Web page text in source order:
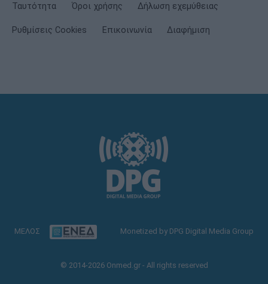
Ταυτότητα Όροι χρήσης Δήλωση εχεμύθειας
Ρυθμίσεις Cookies Επικοινωνία Διαφήμιση
ΜΕΛΟΣ Monetized by DPG Digital Media Group
© 2014-2026 Onmed.gr - All rights reserved